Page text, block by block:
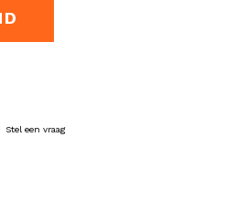
Stel een vraag